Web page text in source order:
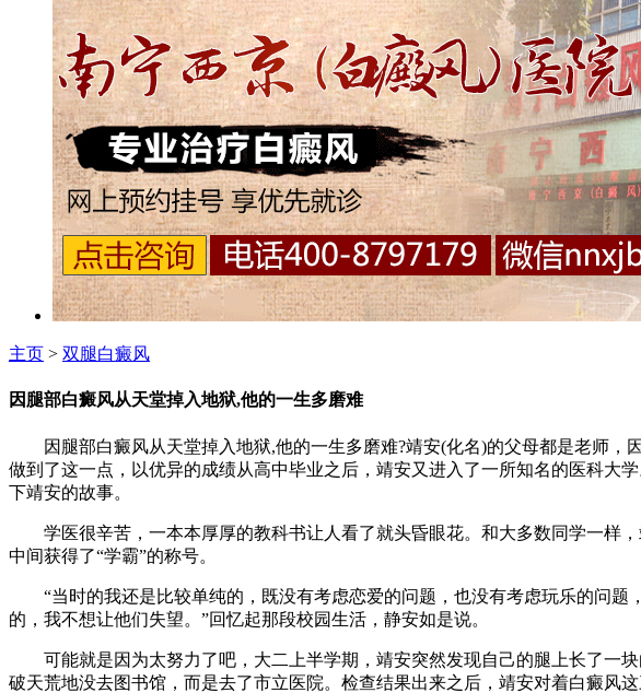
主页 > 双腿白癜风
因腿部白癜风从天堂掉入地狱,他的一生多磨难
因腿部白癜风从天堂掉入地狱,他的一生多磨难?靖安(化名)的父母都是老师，
做到了这一点，以优异的成绩从高中毕业之后，靖安又进入了一所知名的医科大
下靖安的故事。
学医很辛苦，一本本厚厚的教科书让人看了就头昏眼花。和大多数同学一样
中间获得了“学霸”的称号。
“当时的我还是比较单纯的，既没有考虑恋爱的问题，也没有考虑玩乐的问题
的，我不想让他们失望。”回忆起那段校园生活，静安如是说。
可能就是因为太努力了吧，大二上半学期，靖安突然发现自己的腿上长了一
破天荒地没去图书馆，而是去了市立医院。检查结果出来之后，靖安对着白癜风这